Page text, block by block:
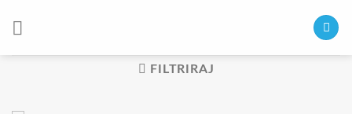
FILTRIRAJ